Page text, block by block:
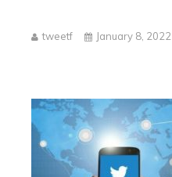
tweetf January 8, 2022